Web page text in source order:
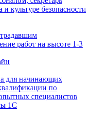
культуре безопасности
работ на высоте 1-3
для начинающих
по
специалистов
1С